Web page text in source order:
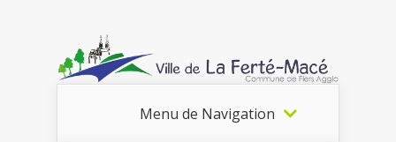
Menu de Navigation